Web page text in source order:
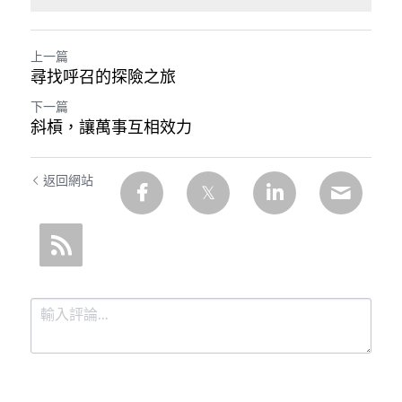
上一篇
尋找呼召的探險之旅
下一篇
斜槓，讓萬事互相效力
返回網站